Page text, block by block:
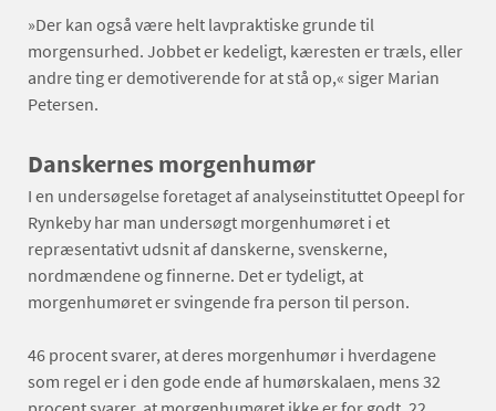
»Der kan også være helt lavpraktiske grunde til
morgensurhed. Jobbet er kedeligt, kæresten er træls, eller
andre ting er demotiverende for at stå op,« siger Marian
Petersen.
Danskernes morgenhumør
I en undersøgelse foretaget af analyseinstituttet Opeepl for
Rynkeby har man undersøgt morgenhumøret i et
repræsentativt udsnit af danskerne, svenskerne,
nordmændene og finnerne. Det er tydeligt, at
morgenhumøret er svingende fra person til person.
46 procent svarer, at deres morgenhumør i hverdagene
som regel er i den gode ende af humørskalaen, mens 32